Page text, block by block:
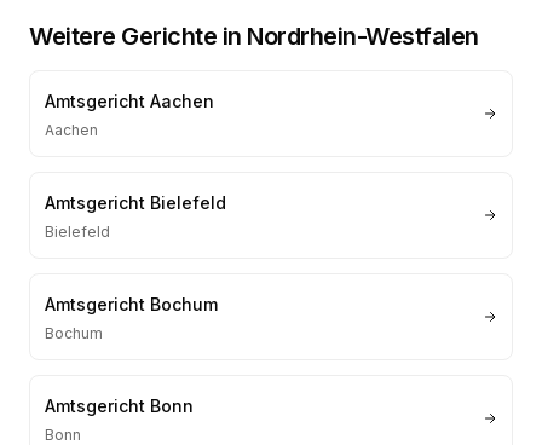
Weitere Gerichte in Nordrhein-Westfalen
Amtsgericht Aachen
Aachen
Amtsgericht Bielefeld
Bielefeld
Amtsgericht Bochum
Bochum
Amtsgericht Bonn
Bonn